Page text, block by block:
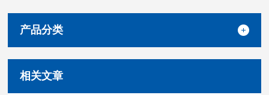
产品分类
相关文章